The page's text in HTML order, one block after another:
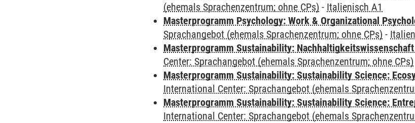
(ehemals Sprachenzentrum; ohne CPs) - Italienisch A1
Masterprogramm Psychology: Work & Organizational
Sprachangebot (ehemals Sprachenzentrum; ohne CPs) -
Masterprogramm Sustainability:
Center: Sprachangebot (ehemals Sprachenzentrum; ohne CPs)
Masterprogramm Sustainability: Sustainability Science:
International Center: Sprachangebot (ehemals
Masterprogramm Sustainability: Sustainability Science:
International Center: Sprachangebot (ehemals